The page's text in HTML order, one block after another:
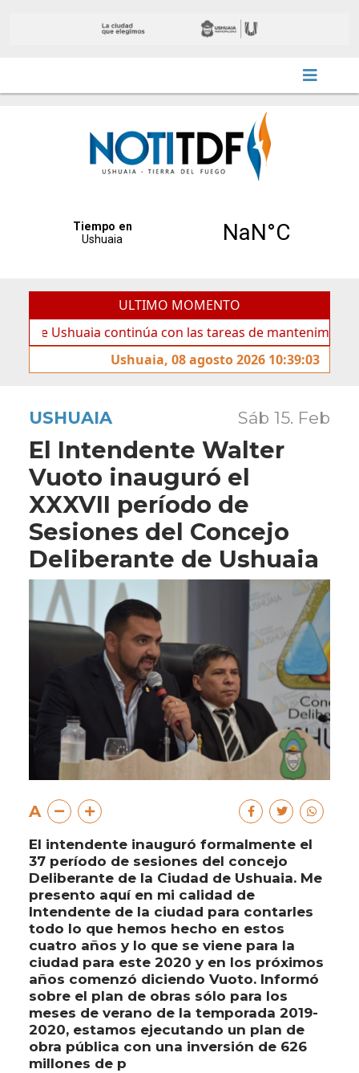
ULTIMO MOMENTO
continúa con las tareas de mantenimiento y rotulado
Ushuaia, 08 agosto 2026 10:39:03
USHUAIA Sáb 15. Feb
El Intendente Walter
Vuoto inauguró el
XXXVII período de
Sesiones del Concejo
Deliberante de Ushuaia
A
El intendente inauguró formalmente el
37 período de sesiones del concejo
Deliberante de la Ciudad de Ushuaia. Me
presento aquí en mi calidad de
Intendente de la ciudad para contarles
todo lo que hemos hecho en estos
cuatro años y lo que se viene para la
ciudad para este 2020 y en los próximos
años comenzó diciendo Vuoto. Informó
sobre el plan de obras sólo para los
meses de verano de la temporada 2019-
2020, estamos ejecutando un plan de
obra pública con una inversión de 626
millones de p